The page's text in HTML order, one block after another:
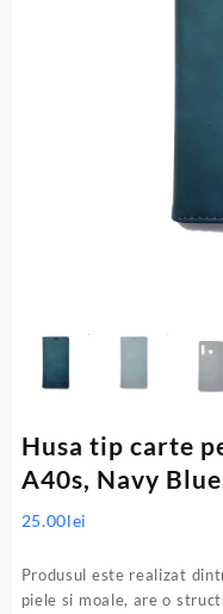
Husa tip carte
A40s, Navy
25.00lei
Produsul este realizat
piele si moale, are o